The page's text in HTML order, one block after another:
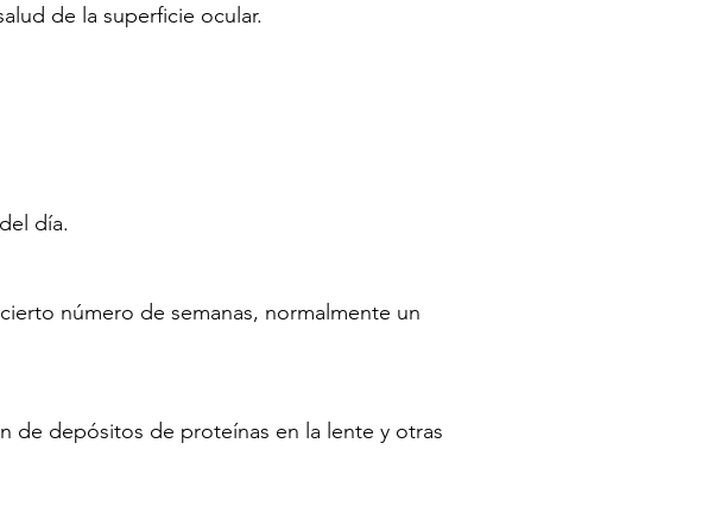
de la superficie ocular.
día.
número de semanas, normalmente un
de depósitos de proteínas en la lente y otras